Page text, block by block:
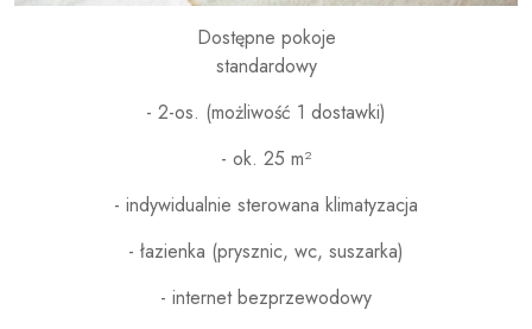
Dostępne pokoje
standardowy
- 2-os. (możliwość 1 dostawki)
- ok. 25 m²
- indywidualnie sterowana klimatyzacja
- łazienka (prysznic, wc, suszarka)
- internet bezprzewodowy